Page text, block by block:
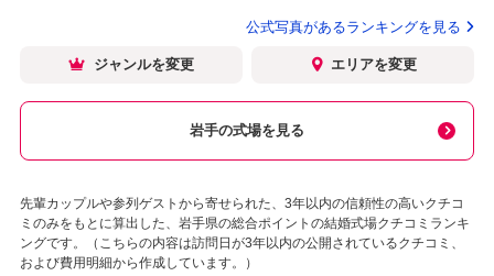
公式写真があるランキングを見る
ジャンルを変更 エリアを変更
岩手の式場を見る
先輩カップルや参列ゲストから寄せられた、3年以内の信頼性の高いクチコ
ミのみをもとに算出した、岩手県の総合ポイントの結婚式場クチコミランキ
ングです。（こちらの内容は訪問日が3年以内の公開されているクチコミ、
および費用明細から作成しています。）